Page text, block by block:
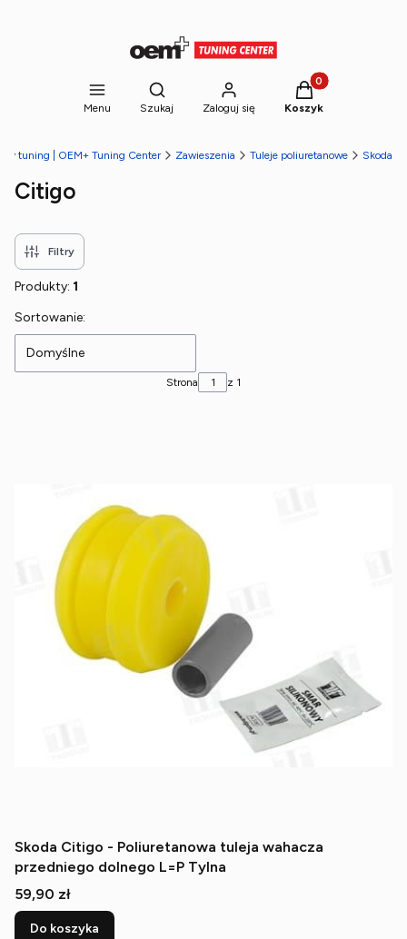
Menu
Otwórz wyszukiwarkę
Szukaj Zaloguj się
Produkty w
Koszyk
tuning | OEM+ Tuning Center Zawieszenia Tuleje poliuretanowe Skoda
Citigo
Filtry
Produkty: 1
Lista produktów
Sortowanie:
Domyślne
Strona z 1
Skoda Citigo - Poliuretanowa tuleja wahacza
przedniego dolnego L=P Tylna
Cena
59,90 zł
Do koszyka